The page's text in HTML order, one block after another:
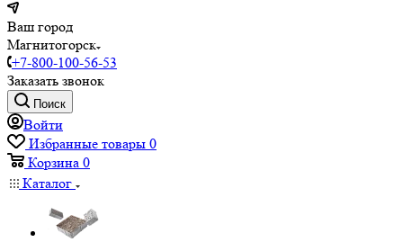
Ваш город
Магнитогорск
+7-800-100-56-53
Заказать звонок
Поиск
Войти
Избранные товары 0
Корзина 0
Каталог